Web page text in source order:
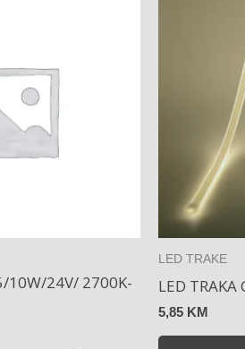
10W/24V/ 2700K-
LED TRAKE
LED
5,85 KM